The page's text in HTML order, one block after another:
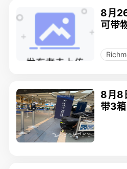
8月
可带
8月8
带3